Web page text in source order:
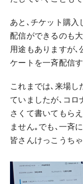
あと､チケット購入
配信ができるのも
用途もありますが､
ケートを一斉配信
これまでは､来場
ていましたが､コロ
さくて書いてもら
ません｡でも､一斉
皆さんけっこうち